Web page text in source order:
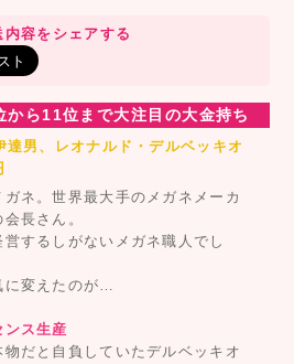
内容をシェアする
ら11位まで大注目の大金持ち
男、レオナルド・デルベッキオ
ネ。世界最大手のメガネメーカ
長さん。
するしがないメガネ職人でし
に変えたのが…
ス生産
だと自負していたデルベッキオ